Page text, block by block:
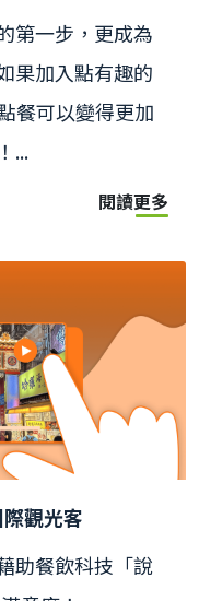
第一步，更成為
果加入點有趣的
餐可以變得更加
...
閱讀更多
觀光客
助餐飲科技「說